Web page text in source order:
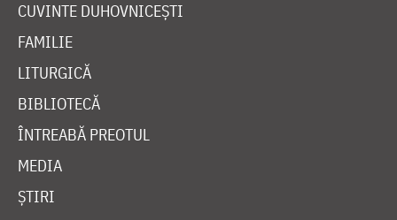
CUVINTE DUHOVNICEȘTI
FAMILIE
LITURGICĂ
BIBLIOTECĂ
ÎNTREABĂ PREOTUL
MEDIA
ȘTIRI